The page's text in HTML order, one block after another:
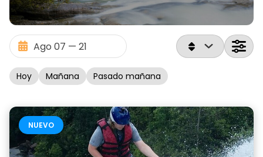
Hoy Mañana Pasado mañana
NUEVO